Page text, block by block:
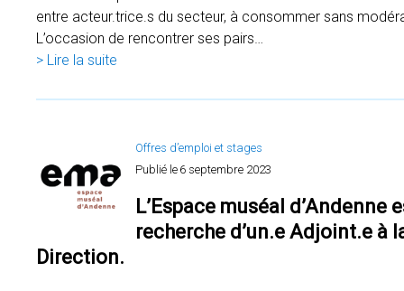
entre acteur.trice.s du secteur, à consommer sans
L’occasion de rencontrer ses pairs…
> Lire la suite
Offres d’emploi et stages
Publié le 6 septembre 2023
L’Espace muséal d’Andenne
recherche d’un.e Adjoint.e à
Direction.